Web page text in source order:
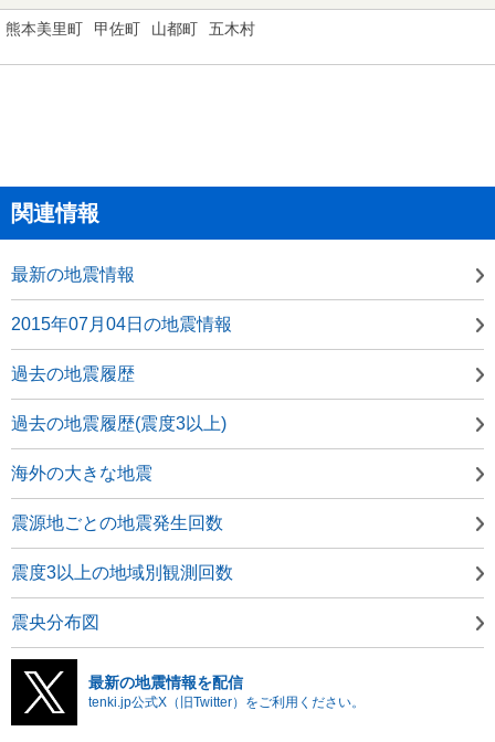
熊本美里町 甲佐町 山都町 五木村
関連情報
最新の地震情報
2015年07月04日の地震情報
過去の地震履歴
過去の地震履歴(震度3以上)
海外の大きな地震
震源地ごとの地震発生回数
震度3以上の地域別観測回数
震央分布図
最新の地震情報を配信
tenki.jp公式X（旧Twitter）をご利用ください。